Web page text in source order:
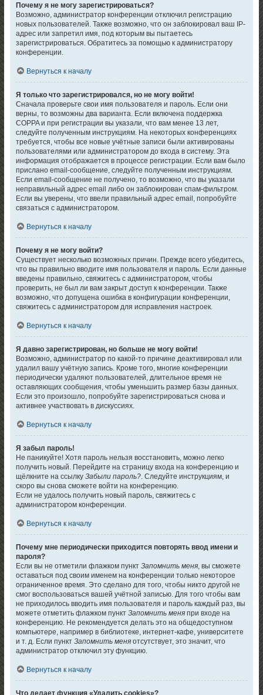
Почему я не могу зарегистрироваться?
Возможно, администратор конференции отключил регистрацию
новых пользователей. Также возможно, что он заблокировал ваш IP-
адрес или запретил имя, под которым вы пытаетесь
зарегистрироваться. Обратитесь за помощью к администратору
конференции.
Вернуться к началу
Я только что зарегистрировался, но не могу войти!
Сначала проверьте свои имя пользователя и пароль. Если они
верны, то возможны два варианта. Если включена поддержка
COPPA и при регистрации вы указали, что вам менее 13 лет,
следуйте полученным инструкциям. На некоторых конференциях
требуется, чтобы все новые учётные записи были активированы
пользователями или администратором до входа в систему. Эта
информация отображается в процессе регистрации. Если вам было
прислано email-сообщение, следуйте полученным инструкциям.
Если email-сообщение не получено, то возможно, что вы указали
неправильный адрес email либо он заблокирован спам-фильтром.
Если вы уверены, что ввели правильный адрес email, попробуйте
связаться с администратором.
Вернуться к началу
Почему я не могу войти?
Существует несколько возможных причин. Прежде всего убедитесь,
что вы правильно вводите имя пользователя и пароль. Если данные
введены правильно, свяжитесь с администратором, чтобы
проверить, не был ли вам закрыт доступ к конференции. Также
возможно, что допущена ошибка в конфигурации конференции,
свяжитесь с администратором для исправления настроек.
Вернуться к началу
Я давно зарегистрирован, но больше не могу войти!
Возможно, администратор по какой-то причине деактивировал или
удалил вашу учётную запись. Кроме того, многие конференции
периодически удаляют пользователей, длительное время не
оставляющих сообщения, чтобы уменьшить размер базы данных.
Если это произошло, попробуйте зарегистрироваться снова и
активнее участвовать в дискуссиях.
Вернуться к началу
Я забыл пароль!
Не паникуйте! Хотя пароль нельзя восстановить, можно легко
получить новый. Перейдите на страницу входа на конференцию и
щёлкните на ссылкуЗабыли пароль?. Следуйте инструкциям, и
скоро вы снова сможете войти на конференцию.
Если не удалось получить новый пароль, свяжитесь с
администратором конференции.
Вернуться к началу
Почему мне периодически приходится повторять ввод имени и
пароля?
Если вы не отметили флажком пунктЗапомнить меня, вы сможете
оставаться под своим именем на конференции только некоторое
ограниченное время. Это сделано для того, чтобы никто другой не
смог воспользоваться вашей учётной записью. Для того чтобы вам
не приходилось вводить имя пользователя и пароль каждый раз, вы
можете отметить флажком пунктЗапомнить меня при входе на
конференцию. Не рекомендуется делать это на общедоступном
компьютере, например в библиотеке, интернет-кафе, университете
и т. д. Если пунктЗапомнить меня отсутствует, это значит, что
администратор отключил эту функцию.
Вернуться к началу
Что делает функция «Удалить cookies»?